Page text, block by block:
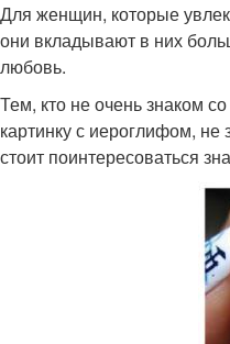
Для женщин, которые
они вкладывают в них
любовь.
Тем, кто не очень знаком
картинку с иероглифом, не
стоит поинтересоваться